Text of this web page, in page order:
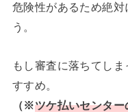
危険性があるため絶
う。
もし審査に落ちてし
すすめ。
（※ツケ払いセンタ